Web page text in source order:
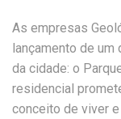
As empresas
lançamento de
da cidade: o
residencial
conceito de viver